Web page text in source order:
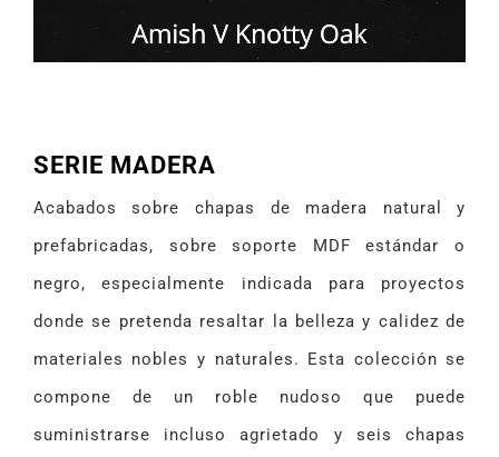
SERIE MADERA
Acabados sobre chapas de madera natural y
prefabricadas, sobre soporte MDF estándar o
negro, especialmente indicada para proyectos
donde se pretenda resaltar la belleza y calidez de
materiales nobles y naturales. Esta colección se
compone de un roble nudoso que puede
suministrarse incluso agrietado y seis chapas